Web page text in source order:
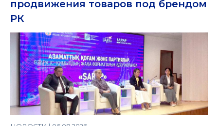
продвижения товаров под брендом
РК